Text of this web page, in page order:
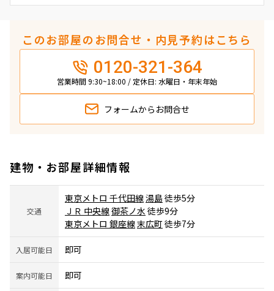
このお部屋のお問合せ・内見予約はこちら
0120-321-364
営業時間 9:30~18:00 / 定休日: 水曜日・年末年始
フォームから お問合せ
建物・お部屋詳細情報
交通
東京メトロ 千代田線湯島徒歩5分
ＪＲ 中央線御茶ノ水 徒歩9分
東京メトロ 銀座線末広町 徒歩7分
入居可能日 即可
案内可能日 即可